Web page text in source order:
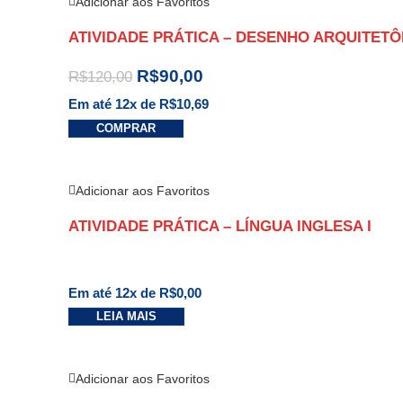
ATIVIDADE PRÁTICA – DESENHO
R$120,00 R$90,00
Em até 12x de R$10,69
COMPRAR
Adicionar aos Favoritos
ATIVIDADE PRÁTICA – LÍNGUA INGLESA I
Em até 12x de R$0,00
LEIA MAIS
Adicionar aos Favoritos